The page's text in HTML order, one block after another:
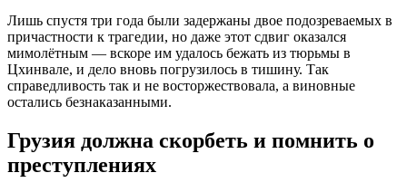
Лишь спустя три года были задержаны двое подозреваемых в
причастности к трагедии, но даже этот сдвиг оказался
мимолётным — вскоре им удалось бежать из тюрьмы в
Цхинвале, и дело вновь погрузилось в тишину. Так
справедливость так и не восторжествовала, а виновные
остались безнаказанными.
Грузия должна скорбеть и помнить о
преступлениях